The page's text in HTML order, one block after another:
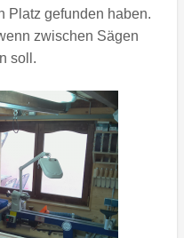
Platz gefunden haben.
zwischen Sägen
soll.